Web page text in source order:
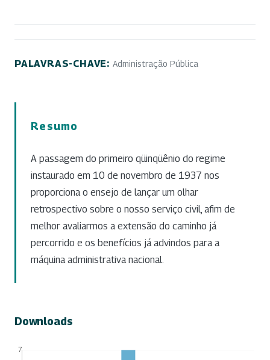
PALAVRAS-CHAVE: Administração Pública
Resumo
A passagem do primeiro qüinqüênio do regime
instaurado em 10 de novembro de 1937 nos
proporciona o ensejo de lançar um olhar
retrospectivo sobre o nosso serviço civil, afim de
melhor avaliarmos a extensão do caminho já
percorrido e os benefícios já advindos para a
máquina administrativa nacional.
Downloads